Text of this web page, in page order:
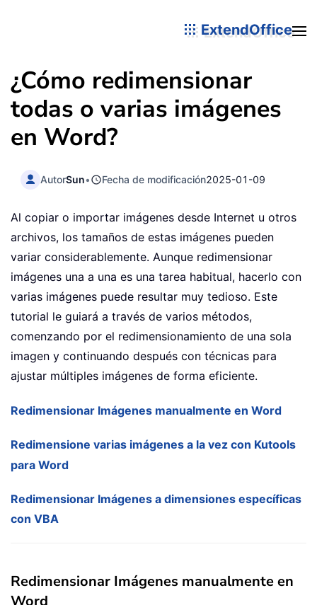
ExtendOffice
¿Cómo redimensionar
todas o varias imágenes
en Word?
AutorSun• Fecha de modificación2025-01-09
Al copiar o importar imágenes desde Internet u otros
archivos, los tamaños de estas imágenes pueden
variar considerablemente. Aunque redimensionar
imágenes una a una es una tarea habitual, hacerlo con
varias imágenes puede resultar muy tedioso. Este
tutorial le guiará a través de varios métodos,
comenzando por el redimensionamiento de una sola
imagen y continuando después con técnicas para
ajustar múltiples imágenes de forma eficiente.
Redimensionar Imágenes manualmente en Word
Redimensione varias imágenes a la vez con Kutools
para Word
Redimensionar Imágenes a dimensiones específicas
con VBA
Redimensionar Imágenes manualmente en